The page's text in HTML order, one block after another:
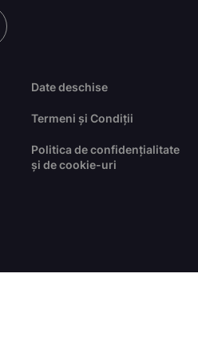
Date deschise
Termeni și Condiții
Politica de confidențialitate
și de cookie-uri